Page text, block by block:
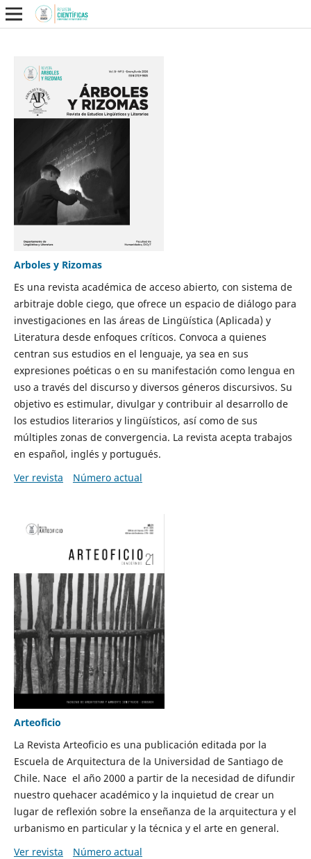
Arboles y Rizomas
Es una revista académica de acceso abierto, con sistema de
arbitraje doble ciego, que ofrece un espacio de diálogo para
investigaciones en las áreas de Lingüística (Aplicada) y
Literatura desde enfoques críticos. Convoca a quienes
centran sus estudios en el lenguaje, ya sea en sus
expresiones poéticas o en su manifestación como lengua en
uso a través del discurso y diversos géneros discursivos. Su
objetivo es estimular, divulgar y contribuir al desarrollo de
los estudios literarios y lingüísticos, así como de sus
múltiples zonas de convergencia. La revista acepta trabajos
en español, inglés y portugués.
Ver revista
Número actual
Arteoficio
La Revista Arteoficio es una publicación editada por la
Escuela de Arquitectura de la Universidad de Santiago de
Chile. Nace el año 2000 a partir de la necesidad de difundir
nuestro quehacer académico y la inquietud de crear un
lugar de reflexión sobre la enseñanza de la arquitectura y el
urbanismo en particular y la técnica y el arte en general.
Ver revista
Número actual